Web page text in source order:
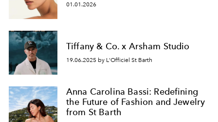
01.01.2026
Tiffany & Co. x Arsham Studio
19.06.2025 by L'Officiel St Barth
Anna Carolina Bassi: Redefining
the Future of Fashion and Jewelry
from St Barth